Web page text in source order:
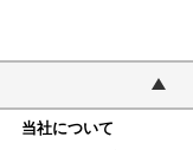
当社について